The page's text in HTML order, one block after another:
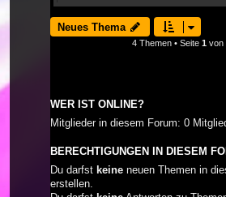
Neues Thema
4 Themen • Seite 1 von
WER IST ONLINE?
Mitglieder in diesem Forum: 0
BERECHTIGUNGEN IN DIESEM
Du darfst keine neuen Themen in
erstellen.